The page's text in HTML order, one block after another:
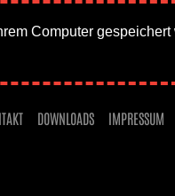
DOWNLOADS IMPRESSUM
Computer